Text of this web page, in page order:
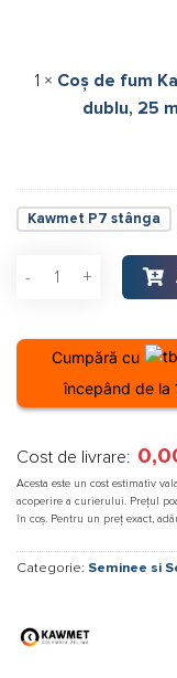
1 × Coș de fum
dublu, 25
Kawmet P7 stânga
Cantitate Sobă din
Cumpără cu
începând de la
Cost de livrare:
Acesta este un cost estimativ
acoperire a curierului. Prețul
în coș. Pentru un preț exact,
Categorie: Seminee si